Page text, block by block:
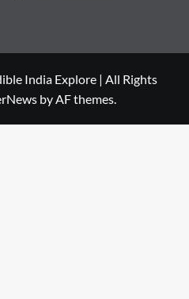
India Explore | All Rights
by AF themes.